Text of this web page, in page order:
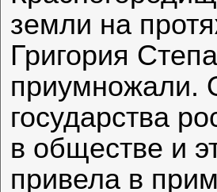
земли на
Григория
приумножали.
государства
в обществе и
привела в